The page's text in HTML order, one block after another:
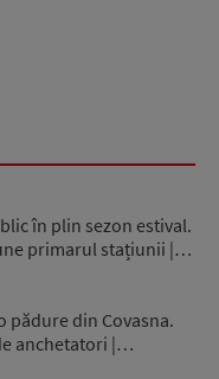
în plin sezon estival.
primarul stațiunii |…
pădure din Covasna.
anchetatori |…